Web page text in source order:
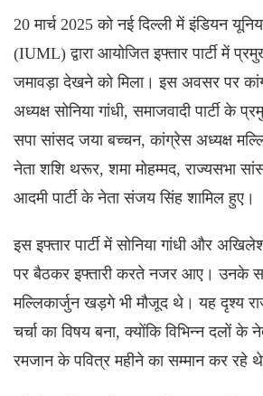
20 मार्च 2025 को नई दिल्ली में इंडियन
(IUML) द्वारा आयोजित इफ्तार पार्टी में
जमावड़ा देखने को मिला। इस अवसर पर
अध्यक्ष सोनिया गांधी, समाजवादी पार्टी के
सपा सांसद जया बच्चन, कांग्रेस अध्यक्ष
नेता शशि थरूर, शमा मोहम्मद, राज्यसभा
आदमी पार्टी के नेता संजय सिंह शामिल हुए।
इस इफ्तार पार्टी में सोनिया गांधी और
पर बैठकर इफ्तारी करते नजर आए। उनके
मल्लिकार्जुन खड़गे भी मौजूद थे। यह दृश्य
चर्चा का विषय बना, क्योंकि विभिन्न दलों
रमजान के पवित्र महीने का सम्मान कर रहे